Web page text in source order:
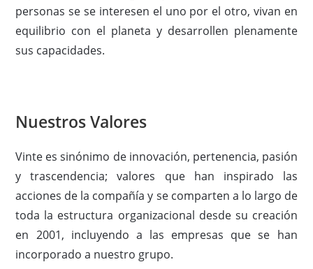
personas se se interesen el uno por el otro, vivan en
equilibrio con el planeta y desarrollen plenamente
sus capacidades.
Nuestros Valores
Vinte es sinónimo de innovación, pertenencia, pasión
y trascendencia; valores que han inspirado las
acciones de la compañía y se comparten a lo largo de
toda la estructura organizacional desde su creación
en 2001, incluyendo a las empresas que se han
incorporado a nuestro grupo.